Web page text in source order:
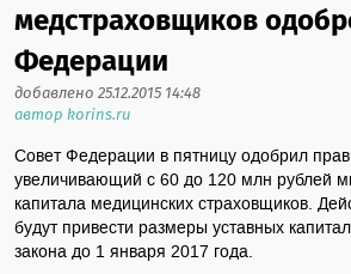
медстраховщиков
Федерации
добавлено 25.12.2015 14:48
автор korins.ru
Совет Федерации в пятницу одобрил
увеличивающий с 60 до 120 млн рублей
капитала медицинских страховщиков.
будут привести размеры уставных
закона до 1 января 2017 года.